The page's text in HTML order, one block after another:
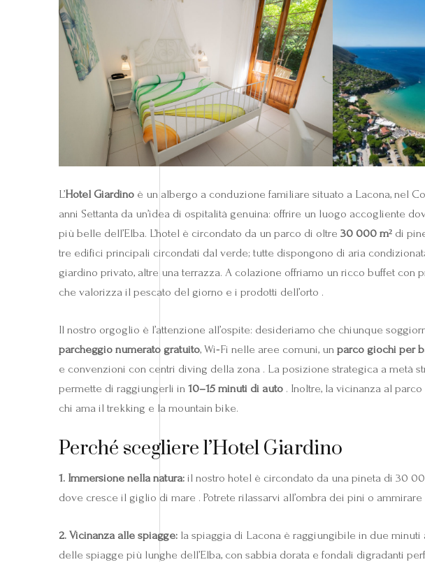
L’Hotel Giardino è un albergo a conduzione familiare situato a Lacona, nel
anni Settanta da un’idea di ospitalità genuina: offrire un luogo accogliente
più belle dell’Elba. L’hotel è circondato da un parco di oltre 30 000 m² di
tre edifici principali circondati dal verde; tutte dispongono di aria
giardino privato, altre una terrazza. A colazione offriamo un ricco buffet
che valorizza il pescato del giorno e i prodotti dell’orto .
Il nostro orgoglio è l’attenzione all’ospite: desideriamo che chiunque
parcheggio numerato gratuito, Wi‑Fi nelle aree comuni, un parco giochi per
e convenzioni con centri diving della zona . La posizione strategica a metà
permette di raggiungerli in 10–15 minuti di auto . Inoltre, la vicinanza al
chi ama il trekking e la mountain bike.
Perché scegliere l’Hotel Giardino
1. Immersione nella natura: il nostro hotel è circondato da una pineta di 30
dove cresce il giglio di mare . Potrete rilassarvi all’ombra dei pini o
2. Vicinanza alle spiagge: la spiaggia di Lacona è raggiungibile in due
delle spiagge più lunghe dell’Elba, con sabbia dorata e fondali digradanti